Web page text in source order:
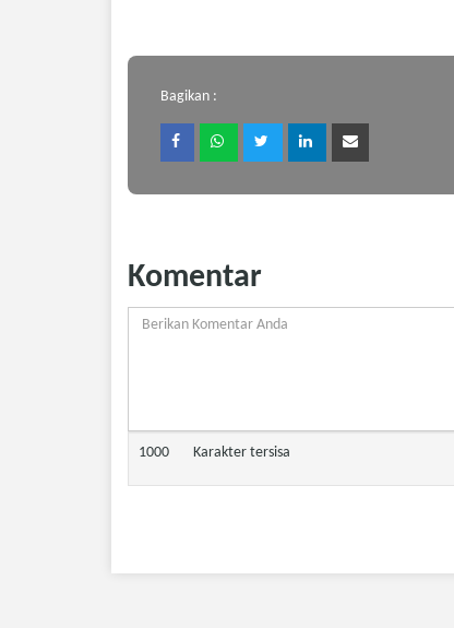
Bagikan :
Komentar
1000 Karakter tersisa